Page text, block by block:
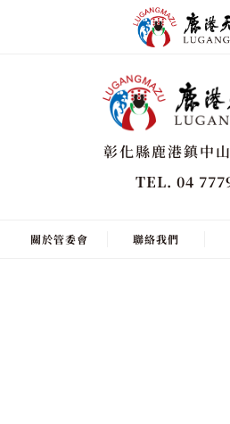
彰化縣鹿港鎮中
TEL. 04
關於管委會 聯絡我們